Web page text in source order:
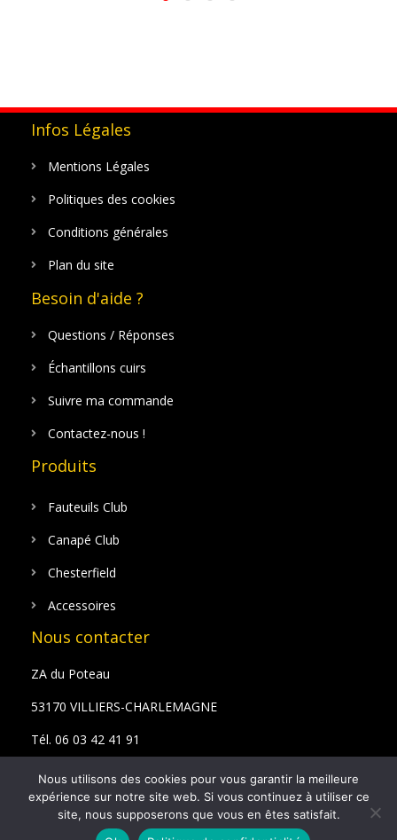
Infos Légales
Mentions Légales
Politiques des cookies
Conditions générales
Plan du site
Besoin d'aide ?
Questions / Réponses
Échantillons cuirs
Suivre ma commande
Contactez-nous !
Produits
Fauteuils Club
Canapé Club
Chesterfield
Accessoires
Nous contacter
ZA du Poteau
53170 VILLIERS-CHARLEMAGNE
Tél. 06 03 42 41 91
Email : bazyan@hotmail.fr
Nous utilisons des cookies pour vous garantir la meilleure
expérience sur notre site web. Si vous continuez à utiliser ce
site, nous supposerons que vous en êtes satisfait.